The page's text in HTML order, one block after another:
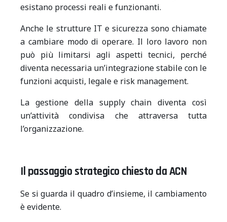
esistano processi reali e funzionanti.
Anche le strutture IT e sicurezza sono chiamate
a cambiare modo di operare. Il loro lavoro non
può più limitarsi agli aspetti tecnici, perché
diventa necessaria un’integrazione stabile con le
funzioni acquisti, legale e risk management.
La gestione della supply chain diventa così
un’attività condivisa che attraversa tutta
l’organizzazione.
Il passaggio strategico chiesto da ACN
Se si guarda il quadro d’insieme, il cambiamento
è evidente.